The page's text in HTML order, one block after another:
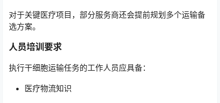
对于关键医疗项目，部分服务商还会提前规划多个运输备
选方案。
人员培训要求
执行干细胞运输任务的工作人员应具备：
医疗物流知识